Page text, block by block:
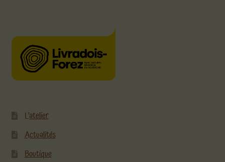
L’atelier
Actualités
Boutique